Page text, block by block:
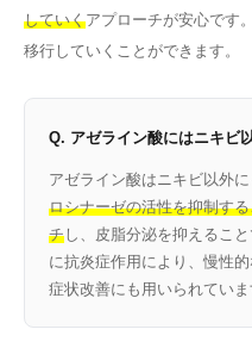
していくアプローチが安心です
移行していくことができます。
Q. アゼライン酸にはニキビ
アゼライン酸はニキビ以外
ロシナーゼの活性を抑制す
チ し、皮脂分泌を抑えるこ
に抗炎症作用により、慢性
症状改善にも用いられていま